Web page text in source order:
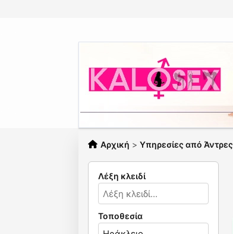
Αρχική > Υπηρεσίες από Άντρες
Λέξη κλειδί
Τοποθεσία